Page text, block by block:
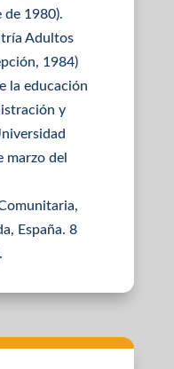
de 1980).
Adultos
1984)
la educación
y
marzo del
España. 8